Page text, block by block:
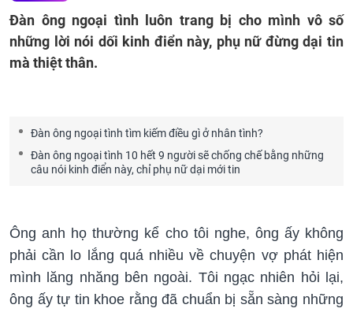
Đàn ông ngoại tình luôn trang bị cho mình vô số
những lời nói dối kinh điển này, phụ nữ đừng dại tin
mà thiệt thân.
Đàn ông ngoại tình tìm kiếm điều gì ở nhân tình?
Đàn ông ngoại tình 10 hết 9 người sẽ chống chế bằng những
câu nói kinh điển này, chỉ phụ nữ dại mới tin
Ông anh họ thường kể cho tôi nghe, ông ấy không
phải cần lo lắng quá nhiều về chuyện vợ phát hiện
mình lăng nhăng bên ngoài. Tôi ngạc nhiên hỏi lại,
ông ấy tự tin khoe rằng đã chuẩn bị sẵn sàng những